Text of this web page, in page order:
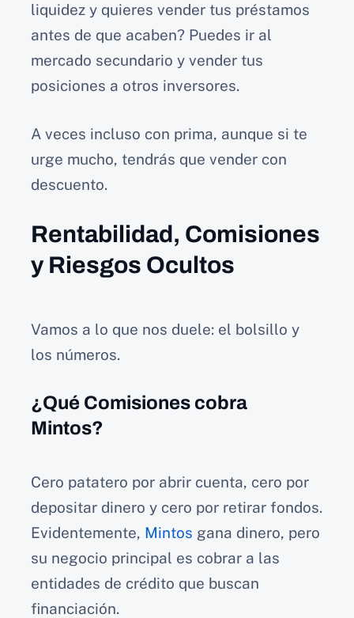
liquidez y quieres vender tus préstamos
antes de que acaben? Puedes ir al
mercado secundario y vender tus
posiciones a otros inversores.
A veces incluso con prima, aunque si te
urge mucho, tendrás que vender con
descuento.
Rentabilidad, Comisiones
y Riesgos Ocultos
Vamos a lo que nos duele: el bolsillo y
los números.
¿Qué Comisiones cobra
Mintos?
Cero patatero por abrir cuenta, cero por
depositar dinero y cero por retirar fondos.
Evidentemente, Mintos gana dinero, pero
su negocio principal es cobrar a las
entidades de crédito que buscan
financiación.